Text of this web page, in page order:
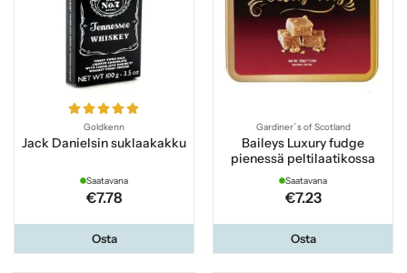
Goldkenn
Jack Danielsin suklaakakku
Saatavana
€7.78
Osta
Gardiner´s of Scotland
Baileys Luxury fudge
pienessä peltilaatikossa
Saatavana
€7.23
Osta